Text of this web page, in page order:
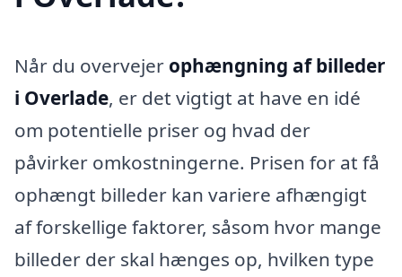
Når du overvejer ophængning af billeder
i Overlade, er det vigtigt at have en idé
om potentielle priser og hvad der
påvirker omkostningerne. Prisen for at få
ophængt billeder kan variere afhængigt
af forskellige faktorer, såsom hvor mange
billeder der skal hænges op, hvilken type